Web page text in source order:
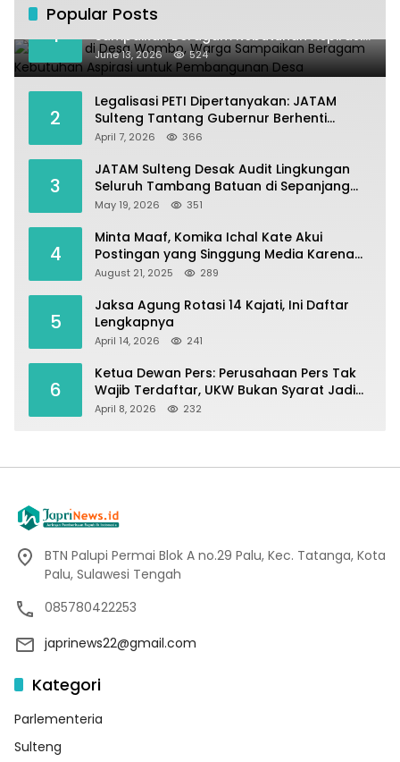
Popular Posts
1
Kundapil di Desa Wombo, Warga
Sampaikan Beragam Kebutuhan Aspirasi
untuk Pembangunan Desa
June 13, 2026 524
2
Legalisasi PETI Dipertanyakan: JATAM
Sulteng Tantang Gubernur Berhenti
Andalkan Tambang dan Selamatkan
April 7, 2026 366
3
JATAM Sulteng Desak Audit Lingkungan
Seluruh Tambang Batuan di Sepanjang
Pesisir Palu–Donggala
May 19, 2026 351
4
Minta Maaf, Komika Ichal Kate Akui
Postingan yang Singgung Media Karena
Emosi
August 21, 2025 289
5
Jaksa Agung Rotasi 14 Kajati, Ini Daftar
Lengkapnya
April 14, 2026 241
6
Ketua Dewan Pers: Perusahaan Pers Tak
Wajib Terdaftar, UKW Bukan Syarat Jadi
Wartawan
April 8, 2026 232
BTN Palupi Permai Blok A no.29 Palu, Kec. Tatanga, Kota
Palu, Sulawesi Tengah
085780422253
japrinews22@gmail.com
Kategori
Parlementeria
Sulteng